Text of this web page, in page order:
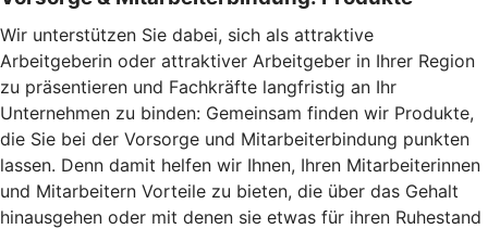
Wir unterstützen Sie dabei, sich als attraktive
Arbeitgeberin oder attraktiver Arbeitgeber in Ihrer Region
zu präsentieren und Fachkräfte langfristig an Ihr
Unternehmen zu binden: Gemeinsam finden wir Produkte,
die Sie bei der Vorsorge und Mitarbeiterbindung punkten
lassen. Denn damit helfen wir Ihnen, Ihren Mitarbeiterinnen
und Mitarbeitern Vorteile zu bieten, die über das Gehalt
hinausgehen oder mit denen sie etwas für ihren Ruhestand